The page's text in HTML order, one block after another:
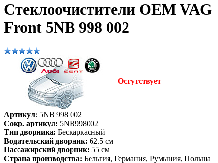
Стеклоочистители OEM VAG
Front 5NB 998 002
Остутствует
Артикул: 5NB 998 002
Сокр. артикул: 5NB998002
Тип дворника: Бескаркасный
Водительский дворник: 62.5 см
Пассажирский дворник: 55 см
Страна производства: Бельгия, Германия, Румыния, Польша